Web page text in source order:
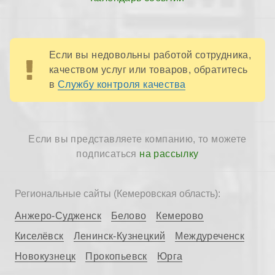
Если вы недовольны работой сотрудника,
качеством услуг или товаров, обратитесь
в Службу контроля качества
Если вы представляете компанию, то можете
подписаться на рассылку
Региональные сайты (Кемеровская область):
Анжеро-Судженск Белово
Кемерово
Киселёвск
Ленинск-Кузнецкий
Междуреченск
Новокузнецк
Прокопьевск Юрга